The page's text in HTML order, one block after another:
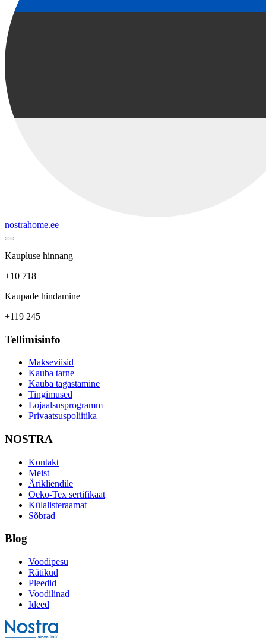
nostrahome.ee
Kaupluse hinnang
+10 718
Kaupade hindamine
+119 245
Tellimisinfo
Makseviisid
Kauba tarne
Kauba tagastamine
Tingimused
Lojaalsusprogramm
Privaatsuspoliitika
NOSTRA
Kontakt
Meist
Ärikliendile
Oeko-Tex sertifikaat
Külalisteraamat
Sõbrad
Blog
Voodipesu
Rätikud
Pleedid
Voodilinad
Ideed